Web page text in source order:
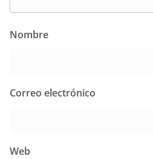
Nombre
Correo electrónico
Web